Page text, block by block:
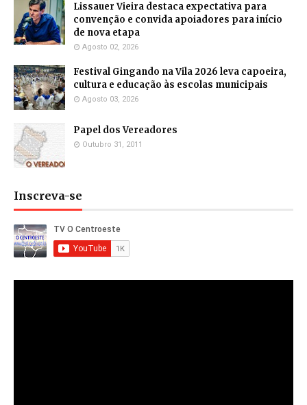
Lissauer Vieira destaca expectativa para
convenção e convida apoiadores para início
de nova etapa
Agosto 02, 2026
Festival Gingando na Vila 2026 leva capoeira,
cultura e educação às escolas municipais
Agosto 03, 2026
Papel dos Vereadores
Outubro 31, 2011
Inscreva-se